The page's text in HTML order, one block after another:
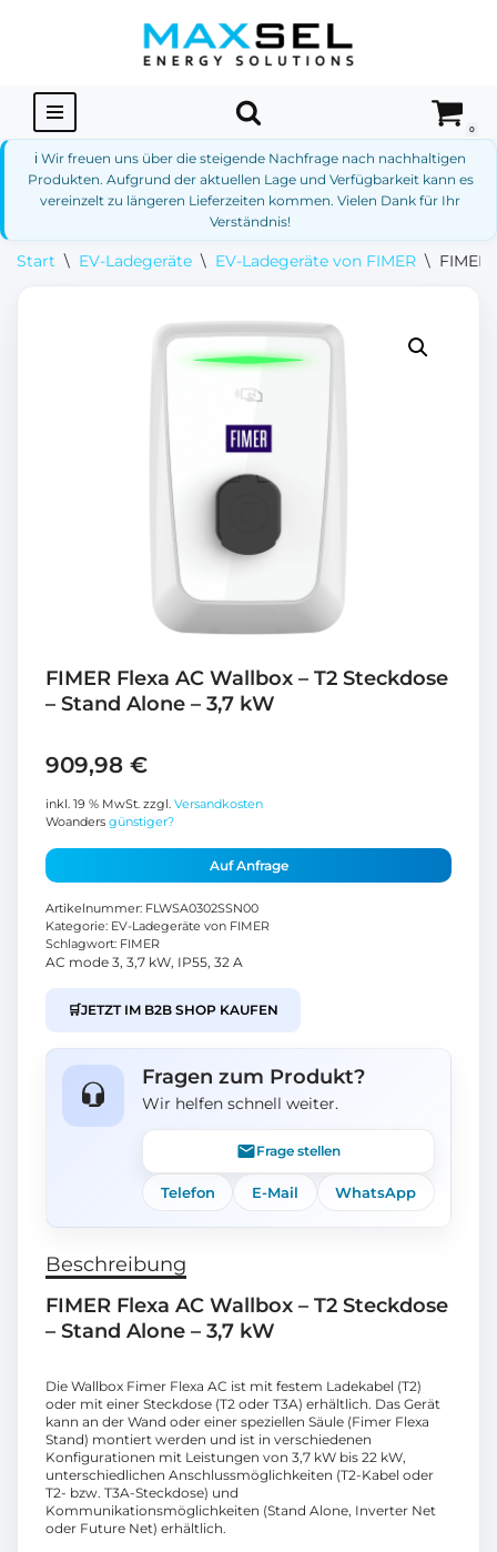
springen
0
ℹ️ Wir freuen uns über die steigende Nachfrage nach nachhaltigen
Produkten. Aufgrund der aktuellen Lage und Verfügbarkeit kann es
vereinzelt zu längeren Lieferzeiten kommen. Vielen Dank für Ihr
Verständnis!
Start \ EV-Ladegeräte \ EV-Ladegeräte von FIMER \ FIMER
FIMER Flexa AC Wallbox – T2 Steckdose
– Stand Alone – 3,7 kW
909,98 €
inkl. 19 % MwSt. zzgl. Versandkosten
Woanders günstiger?
Auf Anfrage
Artikelnummer: FLWSA0302SSN00
Kategorie: EV-Ladegeräte von FIMER
Schlagwort: FIMER
AC mode 3, 3,7 kW, IP55, 32 A
🛒JETZT IM B2B SHOP KAUFEN
Fragen zum Produkt?
Wir helfen schnell weiter.
Frage stellen
Telefon E-Mail WhatsApp
Beschreibung
FIMER Flexa AC Wallbox – T2 Steckdose
– Stand Alone – 3,7 kW
Die Wallbox Fimer Flexa AC ist mit festem Ladekabel (T2)
oder mit einer Steckdose (T2 oder T3A) erhältlich. Das Gerät
kann an der Wand oder einer speziellen Säule (Fimer Flexa
Stand) montiert werden und ist in verschiedenen
Konfigurationen mit Leistungen von 3,7 kW bis 22 kW,
unterschiedlichen Anschlussmöglichkeiten (T2-Kabel oder
T2- bzw. T3A-Steckdose) und
Kommunikationsmöglichkeiten (Stand Alone, Inverter Net
oder Future Net) erhältlich.